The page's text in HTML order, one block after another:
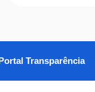
Transparência